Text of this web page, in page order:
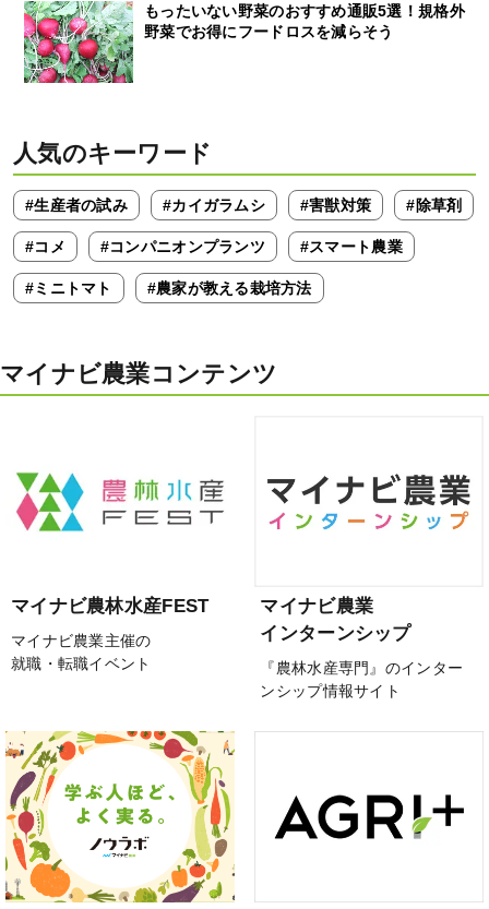
もったいない野菜のおすすめ通販5選！規格外
野菜でお得にフードロスを減らそう
人気のキーワード
#生産者の試み #カイガラムシ #害獣対策 #除草剤
#コメ #コンパニオンプランツ #スマート農業
#ミニトマト #農家が教える栽培方法
マイナビ農業コンテンツ
マイナビ農林水産FEST
マイナビ農業主催の
就職・転職イベント
マイナビ農業
インターンシップ
『農林水産専門』のインター
ンシップ情報サイト